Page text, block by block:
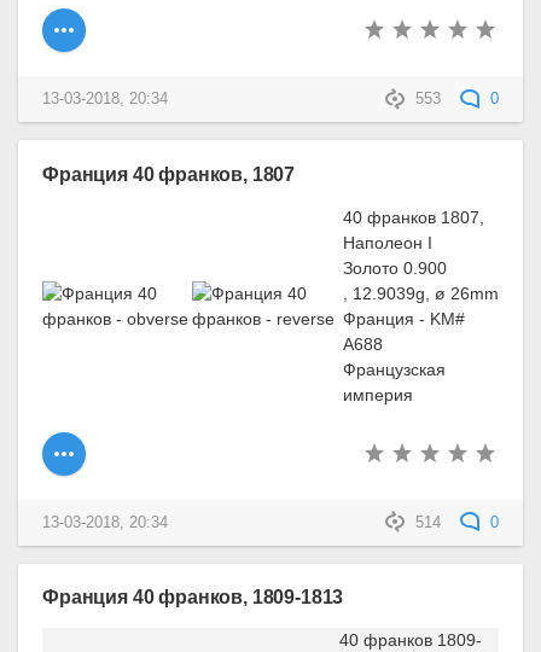
553 0
13-03-2018, 20:34
Франция 40 франков, 1807
40 франков 1807,
Наполеон I
Золото 0.900
, 12.9039g, ø 26mm
Франция - KM#
A688
Французская
империя
514 0
13-03-2018, 20:34
Франция 40 франков, 1809-1813
40 франков 1809-